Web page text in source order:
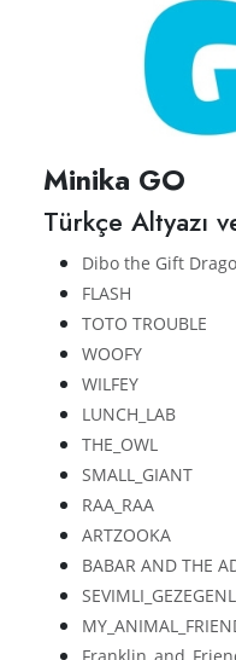
Minika GO
Türkçe Altyazı
Dibo the Gift
FLASH
TOTO TROUBLE
WOOFY
WILFEY
LUNCH_LAB
THE_OWL
SMALL_GIANT
RAA_RAA
ARTZOOKA
BABAR AND THE